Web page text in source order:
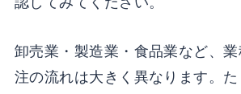
卸売業・製造業・食品業など、
注の流れは大きく異なります。